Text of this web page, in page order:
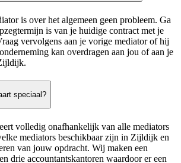
is over het algemeen geen probleem. Ga
is van je huidige contract met je
vervolgens aan je vorige mediator of hij
kan overdragen aan jou of aan je
speciaal?
volledig onafhankelijk van alle mediators
mediators beschikbaar zijn in Zijldijk en
van jouw opdracht. Wij maken een
drie accountantskantoren waardoor er een